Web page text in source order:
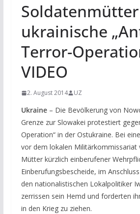
ukrainische
Terror-
VIDEO
2. August 2014 UZ
Ukraine– Die Bevölkerung von
Grenze zur Slowakei protestiert
Operation“ in der Ostukraine. Bei
vor dem lokalen Militärkommissariat
Mütter kürzlich einberufener
Einberufungsbescheide, im
den nationalistischen Lokalpolitiker
zerrissen sein Hemd und forderten
in den Krieg zu ziehen.